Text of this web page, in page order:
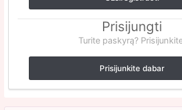
Prisijungti
Turite paskyrą?
Prisijunkite dabar